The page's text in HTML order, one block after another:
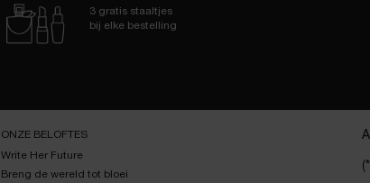
3 gratis staaltjes
bij elke bestelling
ONZE BELOFTES
Write Her Future
Breng de wereld tot bloei